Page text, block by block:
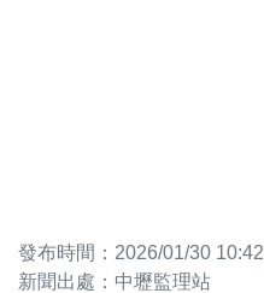
發布時間：2026/01/30 10:42
新聞出處：中壢監理站